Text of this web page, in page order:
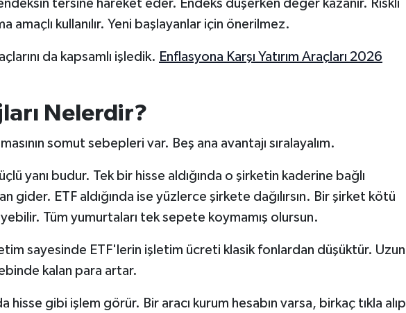
tersine hareket eder. Endeks düşerken değer kazanır. Riskli
amaçlı kullanılır. Yeni başlayanlar için önerilmez.
da kapsamlı işledik. Enflasyona Karşı Yatırım Araçları 2026
Nelerdir?
somut sebepleri var. Beş ana avantajı sıralayalım.
yanı budur. Tek bir hisse aldığında o şirketin kaderine bağlı
gider. ETF aldığında ise yüzlerce şirkete dağılırsın. Bir şirket kötü
Tüm yumurtaları tek sepete koymamış olursun.
sayesinde ETF'lerin işletim ücreti klasik fonlardan düşüktür. Uzun
kalan para artar.
hisse gibi işlem görür. Bir aracı kurum hesabın varsa, birkaç tıkla alıp